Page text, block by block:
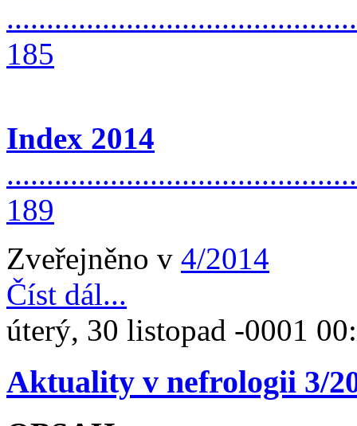
185
Index 2014
189
Zveřejněno v 4/2014
Číst dál...
úterý, 30 listopad -0001
Aktuality v nefrologii 3/